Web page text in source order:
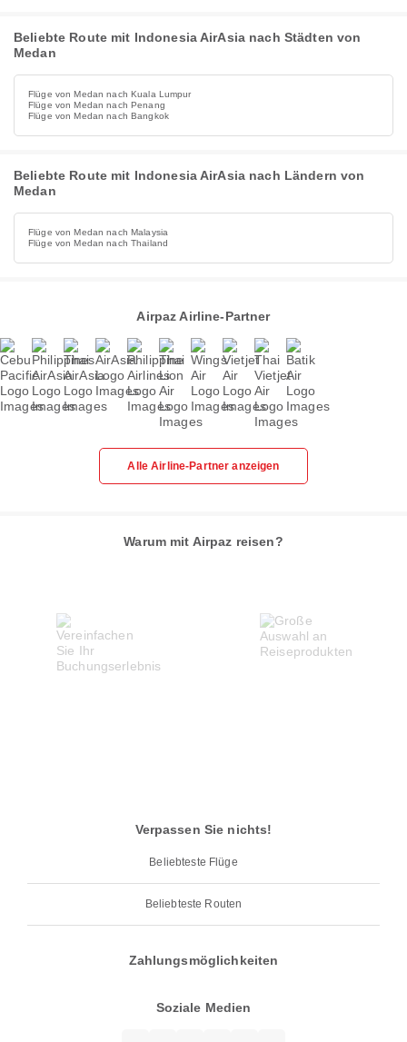
Beliebte Route mit Indonesia AirAsia nach Städten von
Medan
Flüge von Medan nach Kuala Lumpur
Flüge von Medan nach Penang
Flüge von Medan nach Bangkok
Beliebte Route mit Indonesia AirAsia nach Ländern von
Medan
Flüge von Medan nach Malaysia
Flüge von Medan nach Thailand
Airpaz Airline-Partner
Alle Airline-Partner anzeigen
Warum mit Airpaz reisen?
Verpassen Sie nichts!
Beliebteste Flüge
Beliebteste Routen
Zahlungsmöglichkeiten
Soziale Medien